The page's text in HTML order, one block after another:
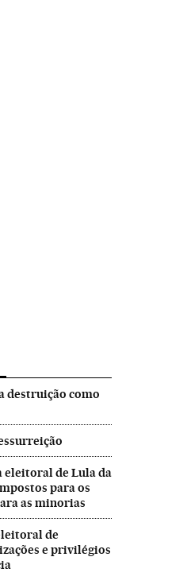
destruição como
eleitoral de Lula da
para os
as minorias
de
e privilégios